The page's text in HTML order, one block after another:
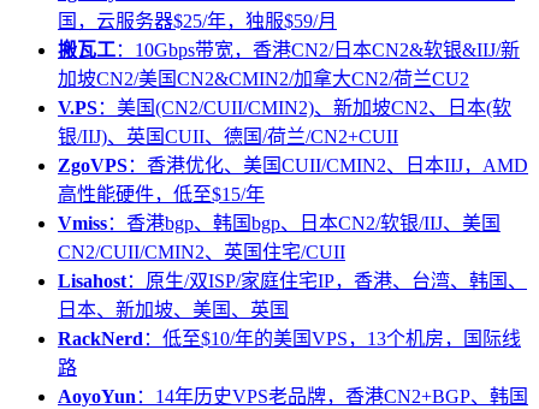
国，云服务器$25/年，独服$59/月
搬瓦工：10Gbps带宽，香港CN2/日本CN2&软银&IIJ/新
加坡CN2/美国CN2&CMIN2/加拿大CN2/荷兰CU2
V.PS：美国(CN2/CUII/CMIN2)、新加坡CN2、日本(软
银/IIJ)、英国CUII、德国/荷兰/CN2+CUII
ZgoVPS：香港优化、美国CUII/CMIN2、日本IIJ，AMD
高性能硬件，低至$15/年
Vmiss：香港bgp、韩国bgp、日本CN2/软银/IIJ、美国
CN2/CUII/CMIN2、英国住宅/CUII
Lisahost：原生/双ISP/家庭住宅IP，香港、台湾、韩国、
日本、新加坡、美国、英国
RackNerd ：低至$10/年的美国VPS，13个机房，国际线
路
AoyoYun ：14年历史VPS老品牌，香港CN2+BGP、韩国